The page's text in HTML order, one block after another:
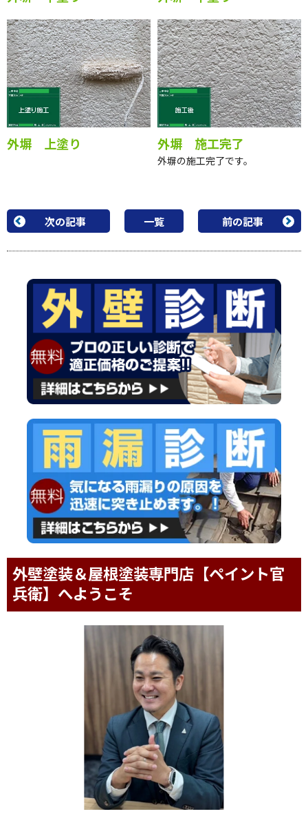
外塀 下塗り 外塀 中塗り
外塀 施工完了
外壁塗装＆屋根塗装専門店【ペイント官
兵衛】へようこそ